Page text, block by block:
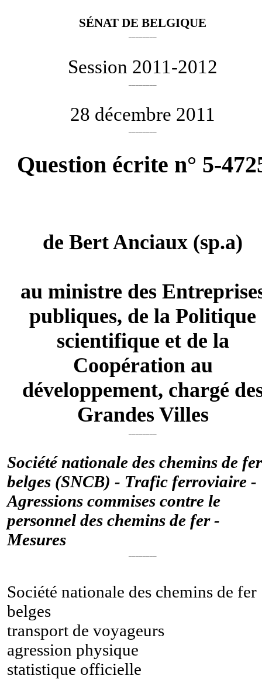
SÉNAT DE BELGIQUE
Session 2011-2012
28 décembre 2011
Question écrite n° 5-
deBert Anciaux (sp.a)
au ministre des
publiques, de la Politique
scientifique et de la
Coopération au
développement, chargé
Grandes Villes
Société nationale des chemins de fer
belges (SNCB) - Trafic ferroviaire -
Agressions commises contre le
personnel des chemins de fer -
Mesures
Société nationale des chemins de fer
belges
transport de voyageurs
agression physique
statistique officielle